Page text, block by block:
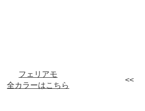
フェリアモ
全カラーはこちら